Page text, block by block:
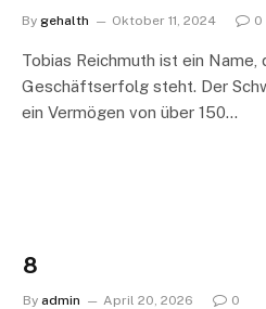
By gehalth Oktober 11, 2024 0
Tobias Reichmuth ist ein
Geschäftserfolg steht. Der
ein Vermögen von über 150…
8
By admin April 20, 2026 0